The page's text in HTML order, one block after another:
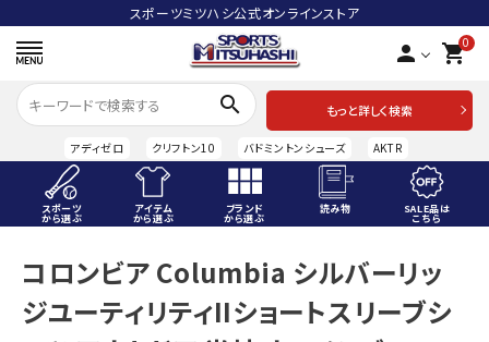
スポーツミツハシ公式オンラインストア
person 0
shopping_cart
search
もっと詳しく検索
アディゼロ クリフトン10 バドミントンシューズ AKTR
スポーツ
から選ぶ
アイテム
から選ぶ
ブランド
から選ぶ
読み物 SALE品は
こちら
ACCOUNT MENU
ようこそ ゲスト 様
ログイン 会員登録
コロンビア Columbia シルバーリッ
ジユーティリティIIショートスリーブシ